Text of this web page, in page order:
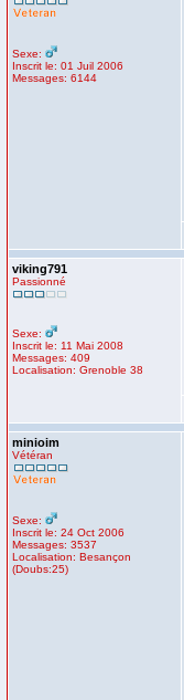
Sexe:
Inscrit le: 01 Juil 2006
Messages: 6144
viking791
Passionné
Sexe:
Inscrit le: 11 Mai 2008
Messages: 409
Localisation: Grenoble 38
minioim
Vétéran
Sexe:
Inscrit le: 24 Oct 2006
Messages: 3537
Localisation: Besançon
(Doubs:25)